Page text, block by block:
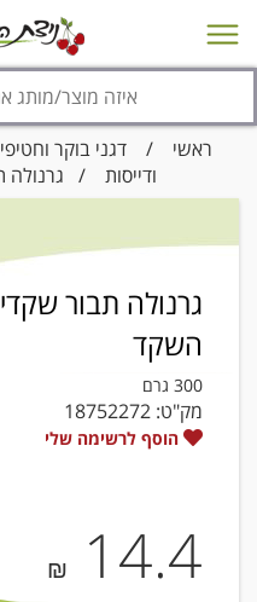
מבצעים סניפים
ראשי / דגני בוקר
ודייסות / גרנולה
גרנולה תבור
השקד
300 גרם
מק"ט: 18752272
הוסף לרשימה שלי
14.4
₪